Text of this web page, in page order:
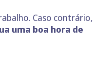
Caso contrário,
uma boa hora de